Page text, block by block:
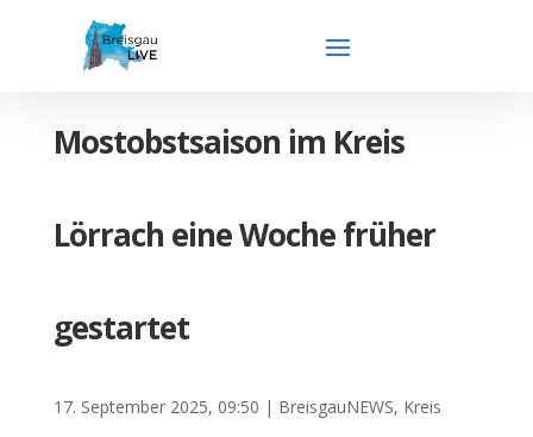
Mostobstsaison im Kreis
Lörrach eine Woche früher
gestartet
17. September 2025, 09:50 | BreisgauNEWS, Kreis